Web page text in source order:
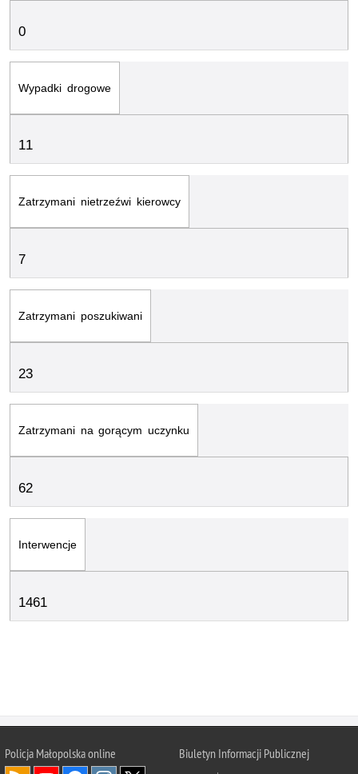
0
Wypadki drogowe
11
Zatrzymani nietrzeźwi kierowcy
7
Zatrzymani poszukiwani
23
Zatrzymani na gorącym uczynku
62
Interwencje
1461
Policja Małopolska online Biuletyn Informacji Publicznej